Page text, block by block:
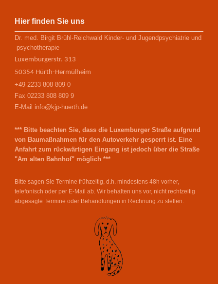
Hier finden Sie uns
Dr. med. Birgit Brühl-Reichwald Kinder- und Jugendpsychiatrie und
-psychotherapie
Luxemburgerstr. 313
50354 Hürth-Hermülheim
+49 2233 808 809 0
Fax 02233 808 809 9
E-Mail info@kjp-huerth.de
*** Bitte beachten Sie, dass die Luxemburger Straße aufgrund
von Baumaßnahmen für den Autoverkehr gesperrt ist. Eine
Anfahrt zum rückwärtigen Eingang ist jedoch über die Straße
"Am alten Bahnhof" möglich ***
Bitte sagen Sie Termine frühzeitig, d.h. mindestens 48h vorher,
telefonisch oder per E-Mail ab. Wir behalten uns vor, nicht rechtzeitig
abgesagte Termine oder Behandlungen in Rechnung zu stellen.